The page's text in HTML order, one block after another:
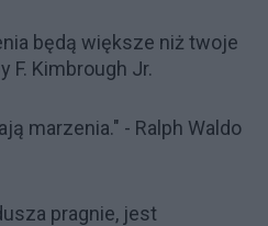
będą większe niż twoje
F. Kimbrough Jr.
marzenia." - Ralph Waldo
pragnie, jest